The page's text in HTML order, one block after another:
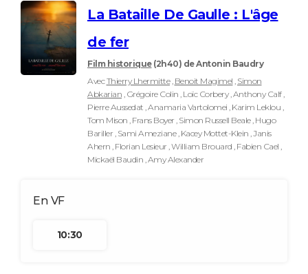
La Bataille De Gaulle : L'âge
de fer
Film historique (2h40) de Antonin Baudry
AvecThierry Lhermitte, Benoit Magimel , Simon
Abkarian , Grégoire Colin , Loïc Corbery , Anthony Calf ,
Pierre Aussedat , Anamaria Vartolomei , Karim Leklou ,
Tom Mison , Frans Boyer , Simon Russell Beale , Hugo
Bariller , Sami Ameziane , Kacey Mottet-Klein , Janis
Ahern , Florian Lesieur , William Brouard , Fabien Cael ,
Mickaël Baudin , Amy Alexander
10:30